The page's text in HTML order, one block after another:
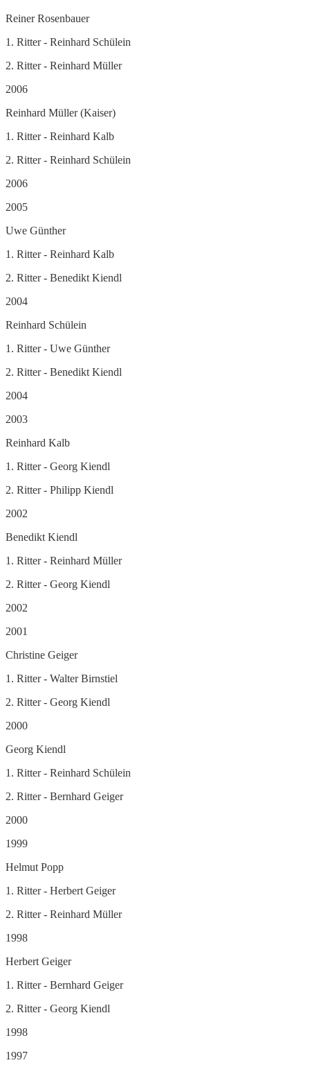
Reiner Rosenbauer
1. Ritter - Reinhard Schülein
2. Ritter - Reinhard Müller
2006
Reinhard Müller (Kaiser)
1. Ritter - Reinhard Kalb
2. Ritter - Reinhard Schülein
2006
2005
Uwe Günther
1. Ritter - Reinhard Kalb
2. Ritter - Benedikt Kiendl
2004
Reinhard Schülein
1. Ritter - Uwe Günther
2. Ritter - Benedikt Kiendl
2004
2003
Reinhard Kalb
1. Ritter - Georg Kiendl
2. Ritter - Philipp Kiendl
2002
Benedikt Kiendl
1. Ritter - Reinhard Müller
2. Ritter - Georg Kiendl
2002
2001
Christine Geiger
1. Ritter - Walter Birnstiel
2. Ritter - Georg Kiendl
2000
Georg Kiendl
1. Ritter - Reinhard Schülein
2. Ritter - Bernhard Geiger
2000
1999
Helmut Popp
1. Ritter - Herbert Geiger
2. Ritter - Reinhard Müller
1998
Herbert Geiger
1. Ritter - Bernhard Geiger
2. Ritter - Georg Kiendl
1998
1997